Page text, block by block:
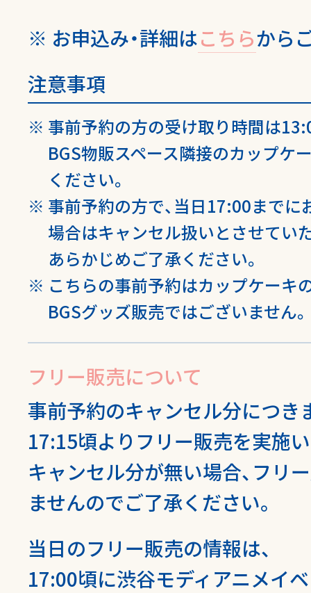
お申込み・詳細はこちらから
注意事項
事前予約の方の受け取り時間は
BGS物販スペース隣接のカップケ
ください。
事前予約の方で、当日17:00まで
場合はキャンセル扱いとさせてい
あらかじめご了承ください。
こちらの事前予約はカップケーキ
BGSグッズ販売ではございません。
フリー販売について
事前予約のキャンセル分につき
17:15頃よりフリー販売を実施
キャンセル分が無い場合、フリ
ませんのでご了承ください。
当日のフリー販売の情報は、
17:00頃に渋谷モディアニメイ